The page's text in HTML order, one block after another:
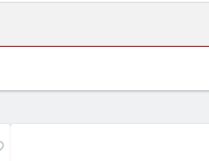
гриль,